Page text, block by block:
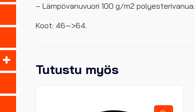
– Lämpövanuvuori 100 g/m2 polyesterivanua.
Koot: 46—>64.
Tutustu myös